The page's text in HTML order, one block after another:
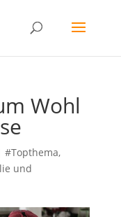
Wohl
#Topthema,
und